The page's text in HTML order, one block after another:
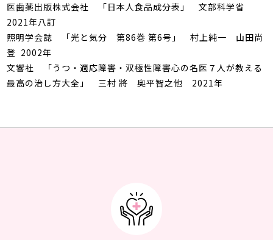
医歯薬出版株式会社 「日本人食品成分表」 文部科学省
2021年八訂
照明学会誌 「光と気分 第86巻 第6号」 村上純一 山田尚
登 2002年
文響社 「うつ・適応障害・双極性障害心の名医７人が教える
最高の治し方大全」 三村 將 奥平智之他 2021年